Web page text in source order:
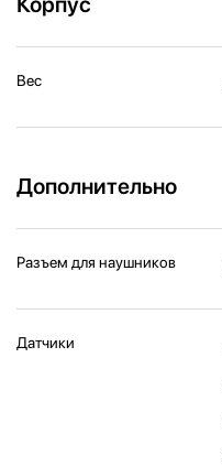
Вес
Дополнительно
Разъем для наушников
Датчики